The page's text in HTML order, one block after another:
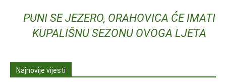
PUNI SE JEZERO, ORAHOVICA ĆE IMATI
KUPALIŠNU SEZONU OVOGA LJETA
Najnovije vijesti